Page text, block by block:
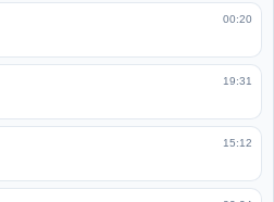
00:20
19:31
15:12